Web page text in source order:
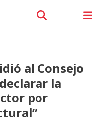
al Consejo
la
por